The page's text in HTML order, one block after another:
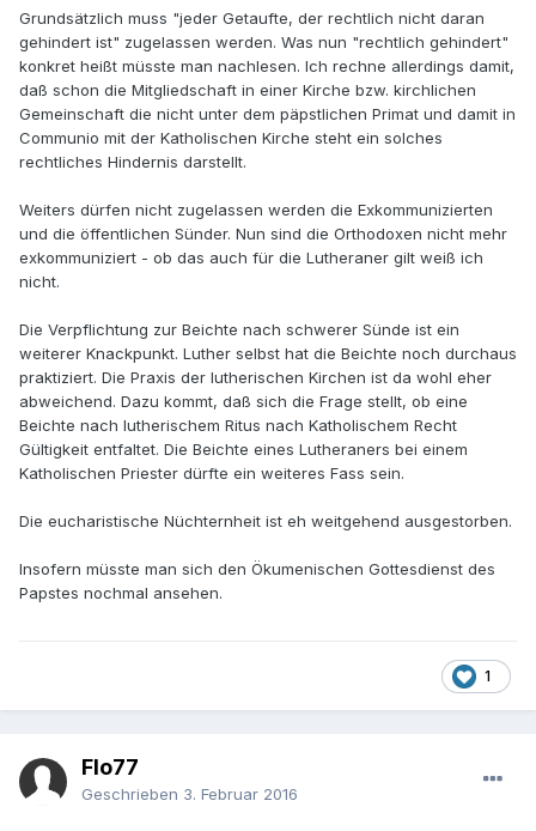
Grundsätzlich muss "jeder Getaufte, der rechtlich nicht daran
gehindert ist" zugelassen werden. Was nun "rechtlich gehindert"
konkret heißt müsste man nachlesen. Ich rechne allerdings damit,
daß schon die Mitgliedschaft in einer Kirche bzw. kirchlichen
Gemeinschaft die nicht unter dem päpstlichen Primat und damit in
Communio mit der Katholischen Kirche steht ein solches
rechtliches Hindernis darstellt.
Weiters dürfen nicht zugelassen werden die Exkommunizierten
und die öffentlichen Sünder. Nun sind die Orthodoxen nicht mehr
exkommuniziert - ob das auch für die Lutheraner gilt weiß ich
nicht.
Die Verpflichtung zur Beichte nach schwerer Sünde ist ein
weiterer Knackpunkt. Luther selbst hat die Beichte noch durchaus
praktiziert. Die Praxis der lutherischen Kirchen ist da wohl eher
abweichend. Dazu kommt, daß sich die Frage stellt, ob eine
Beichte nach lutherischem Ritus nach Katholischem Recht
Gültigkeit entfaltet. Die Beichte eines Lutheraners bei einem
Katholischen Priester dürfte ein weiteres Fass sein.
Die eucharistische Nüchternheit ist eh weitgehend ausgestorben.
Insofern müsste man sich den Ökumenischen Gottesdienst des
Papstes nochmal ansehen.
1
Flo77
Geschrieben 3. Februar 2016